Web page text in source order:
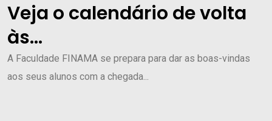
Veja o calendário de volta
às...
A Faculdade FINAMA se prepara para dar as boas-vindas
aos seus alunos com a chegada...